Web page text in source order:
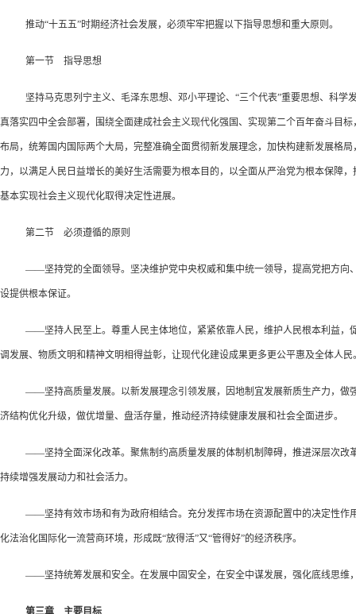
推动“十五五”时期经济社会发展，必须牢牢把握以下指导思想和重大原则。
第一节 指导思想
坚持马克思列宁主义、毛泽东思想、邓小平理论、“三个代表”重要思想、科
真落实四中全会部署，围绕全面建成社会主义现代化强国、实现第二个百年奋斗目
布局，统筹国内国际两个大局，完整准确全面贯彻新发展理念，加快构建新发展格
力，以满足人民日益增长的美好生活需要为根本目的，以全面从严治党为根本保障
基本实现社会主义现代化取得决定性进展。
第二节 必须遵循的原则
——坚持党的全面领导。坚决维护党中央权威和集中统一领导，提高党把方向
设提供根本保证。
——坚持人民至上。尊重人民主体地位，紧紧依靠人民，维护人民根本利益，
调发展、物质文明和精神文明相得益彰，让现代化建设成果更多更公平惠及全体人民
——坚持高质量发展。以新发展理念引领发展，因地制宜发展新质生产力，做
济结构优化升级，做优增量、盘活存量，推动经济持续健康发展和社会全面进步。
——坚持全面深化改革。聚焦制约高质量发展的体制机制障碍，推进深层次改
持续增强发展动力和社会活力。
——坚持有效市场和有为政府相结合。充分发挥市场在资源配置中的决定性作
化法治化国际化一流营商环境，形成既“放得活”又“管得好”的经济秩序。
——坚持统筹发展和安全。在发展中固安全，在安全中谋发展，强化底线思维
第三章 主要目标